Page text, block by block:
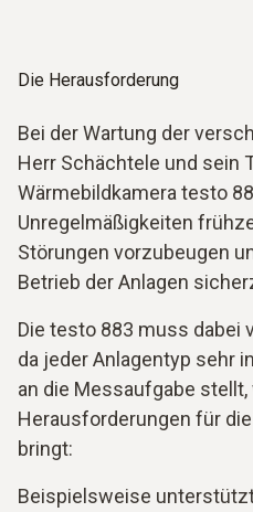
Die Herausforderung
Bei der Wartung der
Herr Schächtele und sein
Wärmebildkamera testo
Unregelmäßigkeiten
Störungen vorzubeugen
Betrieb der Anlagen
Die testo 883 muss dabei
da jeder Anlagentyp sehr
an die Messaufgabe
Herausforderungen für
bringt:
Beispielsweise